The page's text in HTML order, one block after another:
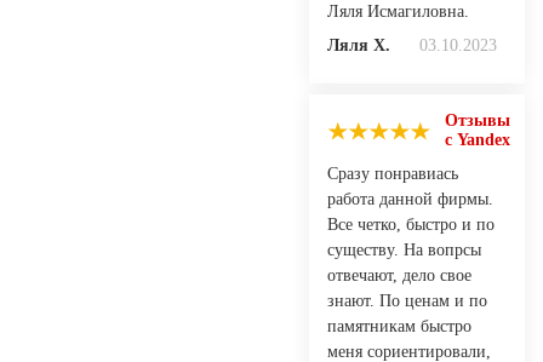
Ляля Исмагиловна.
Ляля Х.
03.10.2023
Отзывы
с Yandex
Сразу понравиась
работа данной фирмы.
Все четко, быстро и по
существу. На вопрсы
отвечают, дело свое
знают. По ценам и по
памятникам быстро
меня сориентировали,